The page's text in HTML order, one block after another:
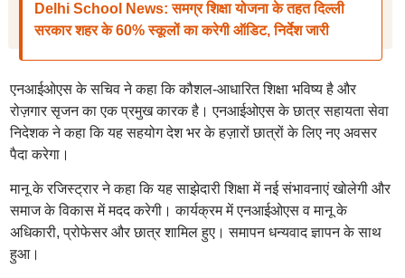
Delhi School News: समग्र शिक्षा योजना के तहत दिल्ली
सरकार शहर के 60% स्कूलों का करेगी ऑडिट, निर्देश जारी
एनआईओएस के सचिव ने कहा कि कौशल-आधारित शिक्षा भविष्य है और
रोज़गार सृजन का एक प्रमुख कारक है। एनआईओएस के छात्र सहायता सेवा
निदेशक ने कहा कि यह सहयोग देश भर के हज़ारों छात्रों के लिए नए अवसर
पैदा करेगा।
मानू के रजिस्ट्रार ने कहा कि यह साझेदारी शिक्षा में नई संभावनाएं खोलेगी और
समाज के विकास में मदद करेगी। कार्यक्रम में एनआईओएस व मानू के
अधिकारी, प्रोफेसर और छात्र शामिल हुए। समापन धन्यवाद ज्ञापन के साथ
हुआ।